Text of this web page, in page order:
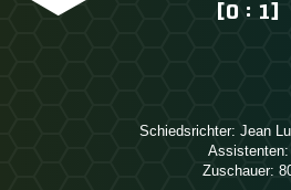
[0 : 1]
Schiedsrichter: 
Assistenten:
Zuschauer: